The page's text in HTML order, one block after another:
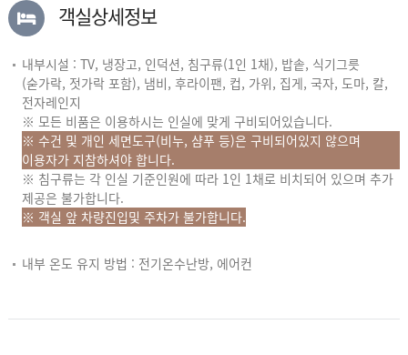
객실상세정보
내부시설 : TV, 냉장고, 인덕션, 침구류(1인 1채), 밥솥, 식기그릇
(숟가락, 젓가락 포함), 냄비, 후라이팬, 컵, 가위, 집게, 국자, 도마, 칼,
전자레인지
※ 모든 비품은 이용하시는 인실에 맞게 구비되어있습니다.
※ 수건 및 개인 세면도구(비누, 샴푸 등)은 구비되어있지 않으며
이용자가 지참하셔야 합니다.
※ 침구류는 각 인실 기준인원에 따라 1인 1채로 비치되어 있으며 추가
제공은 불가합니다.
※ 객실 앞 차량진입및 주차가 불가합니다.
내부 온도 유지 방법 : 전기온수난방, 에어컨